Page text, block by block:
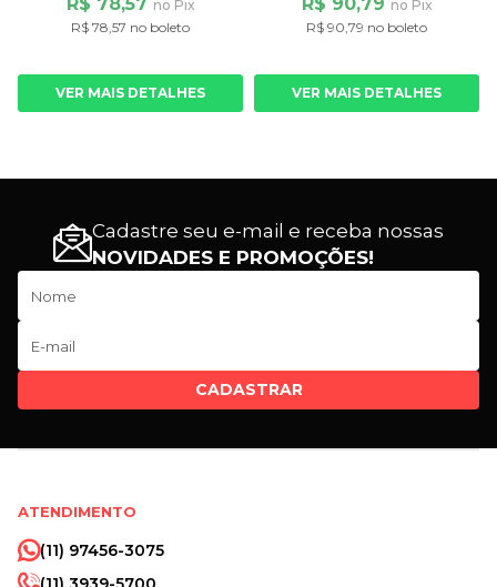
no Pix
R$ 78,57 no boleto
VER MAIS DETALHES
no Pix
R$ 90,79 no boleto
VER MAIS DETALHES
Cadastre seu e-mail e receba nossas
NOVIDADES E PROMOÇÕES!
CADASTRAR
ATENDIMENTO
(11) 97456-3075